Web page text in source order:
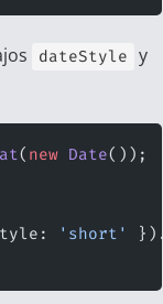
dateStyle y
( new Date());
'short' }).